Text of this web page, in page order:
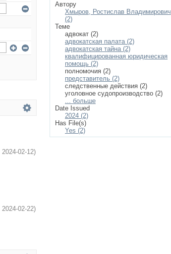
2024-02-12)
2024-02-22)
Автору
Хмыров, Ростислав Владимирович
(2)
Теме
адвокат (2)
адвокатская палата (2)
адвокатская тайна (2)
квалифицированная юридическая
помощь (2)
полномочия (2)
представитель (2)
следственные действия (2)
уголовное судопроизводство (2)
... больше
Date Issued
2024 (2)
Has File(s)
Yes (2)